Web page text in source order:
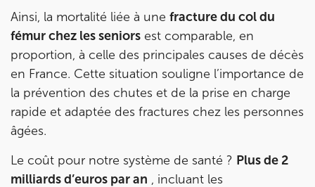
Ainsi, la mortalité liée à une fracture du col du
fémur chez les seniors est comparable, en
proportion, à celle des principales causes de décès
en France. Cette situation souligne l’importance de
la prévention des chutes et de la prise en charge
rapide et adaptée des fractures chez les personnes
âgées.
Le coût pour notre système de santé ? Plus de 2
milliards d’euros par an , incluant les
Prenez RDV sur
IK PARIS 17 – VILLIERS
68 Av. de Villiers 75017 Paris
68 Av. de Villiers 75017 Paris
Prenez RDV sur
Prenez RDV sur